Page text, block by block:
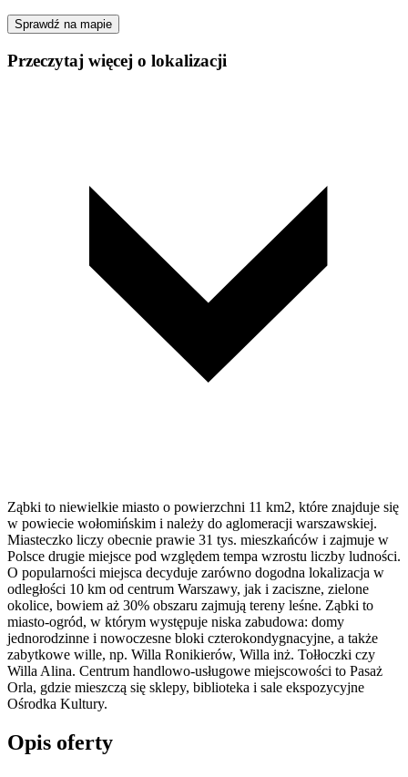
Sprawdź na mapie
Przeczytaj więcej o lokalizacji
Ząbki to niewielkie miasto o powierzchni 11 km2, które znajduje się
w powiecie wołomińskim i należy do aglomeracji warszawskiej.
Miasteczko liczy obecnie prawie 31 tys. mieszkańców i zajmuje w
Polsce drugie miejsce pod względem tempa wzrostu liczby ludności.
O popularności miejsca decyduje zarówno dogodna lokalizacja w
odległości 10 km od centrum Warszawy, jak i zaciszne, zielone
okolice, bowiem aż 30% obszaru zajmują tereny leśne. Ząbki to
miasto-ogród, w którym występuje niska zabudowa: domy
jednorodzinne i nowoczesne bloki czterokondygnacyjne, a także
zabytkowe wille, np. Willa Ronikierów, Willa inż. Tołłoczki czy
Willa Alina. Centrum handlowo-usługowe miejscowości to Pasaż
Orla, gdzie mieszczą się sklepy, biblioteka i sale ekspozycyjne
Ośrodka Kultury.
Opis oferty